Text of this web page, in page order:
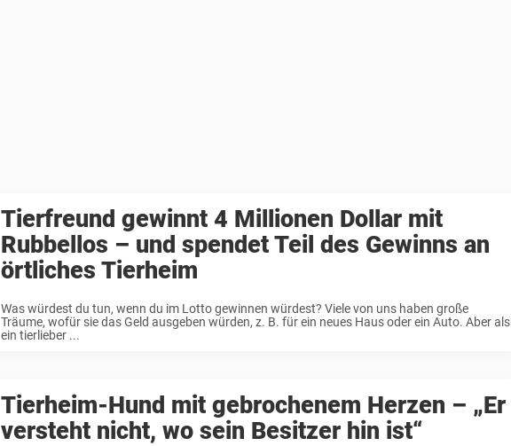
Tierfreund gewinnt 4 Millionen Dollar mit
Rubbellos – und spendet Teil des Gewinns an
örtliches Tierheim
Was würdest du tun, wenn du im Lotto gewinnen würdest? Viele von uns haben große
Träume, wofür sie das Geld ausgeben würden, z. B. für ein neues Haus oder ein Auto. Aber als
ein tierlieber ...
Tierheim-Hund mit gebrochenem Herzen – „Er
versteht nicht, wo sein Besitzer hin ist“